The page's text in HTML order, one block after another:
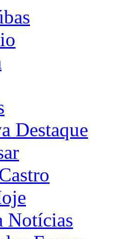
Destaque
Notícias